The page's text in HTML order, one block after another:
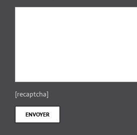
[recaptcha]